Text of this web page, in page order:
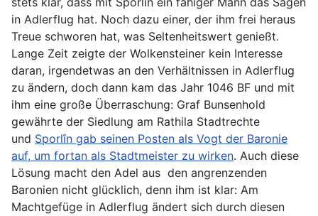
in Adlerflug hat. Noch dazu einer, der ihm frei heraus
Treue schworen hat, was Seltenheitswert genießt.
Lange Zeit zeigte der Wolkensteiner kein Interesse
daran, irgendetwas an den Verhältnissen in Adlerflug
zu ändern, doch dann kam das Jahr 1046 BF und mit
ihm eine große Überraschung: Graf Bunsenhold
gewährte der Siedlung am Rathila Stadtrechte
und Sporlîn gab seinen Posten als Vogt der Baronie
auf, um fortan als Stadtmeister zu wirken. Auch diese
Lösung macht den Adel aus den angrenzenden
Baronien nicht glücklich, denn ihm ist klar: Am
Machtgefüge in Adlerflug ändert sich durch diesen